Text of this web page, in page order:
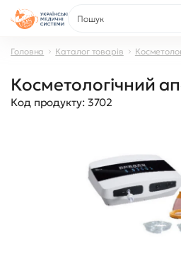
Головна Каталог товарів
Косметологічний
Код продукту: 3702